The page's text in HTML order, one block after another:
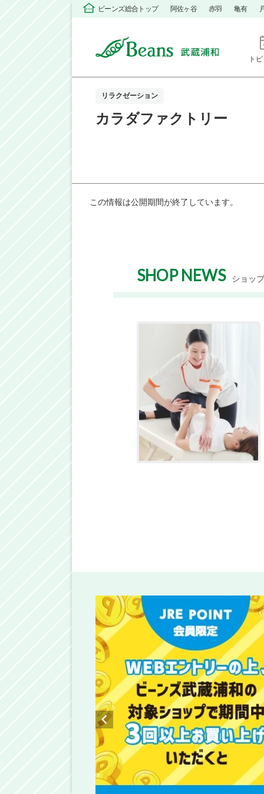
ビーンズ総合トップ 阿佐ヶ谷 赤羽 亀有
ト
リラクゼーション
カラダファクトリー
この情報は公開期間が終了しています。
SHOP NEWS ショッ